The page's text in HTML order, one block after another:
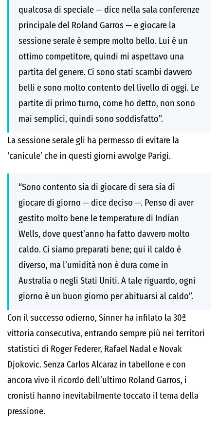
qualcosa di speciale — dice nella sala conferenze
principale del Roland Garros — e giocare la
sessione serale è sempre molto bello. Lui è un
ottimo competitore, quindi mi aspettavo una
partita del genere. Ci sono stati scambi davvero
belli e sono molto contento del livello di oggi. Le
partite di primo turno, come ho detto, non sono
mai semplici, quindi sono soddisfatto”.
La sessione serale gli ha permesso di evitare la
‘canicule’ che in questi giorni avvolge Parigi.
“Sono contento sia di giocare di sera sia di
giocare di giorno — dice deciso —. Penso di aver
gestito molto bene le temperature di Indian
Wells, dove quest’anno ha fatto davvero molto
caldo. Ci siamo preparati bene; qui il caldo è
diverso, ma l’umidità non è dura come in
Australia o negli Stati Uniti. A tale riguardo, ogni
giorno è un buon giorno per abituarsi al caldo”.
Con il successo odierno, Sinner ha infilato la 30ª
vittoria consecutiva, entrando sempre più nei territori
statistici di Roger Federer, Rafael Nadal e Novak
Djokovic. Senza Carlos Alcaraz in tabellone e con
ancora vivo il ricordo dell’ultimo Roland Garros, i
cronisti hanno inevitabilmente toccato il tema della
pressione.